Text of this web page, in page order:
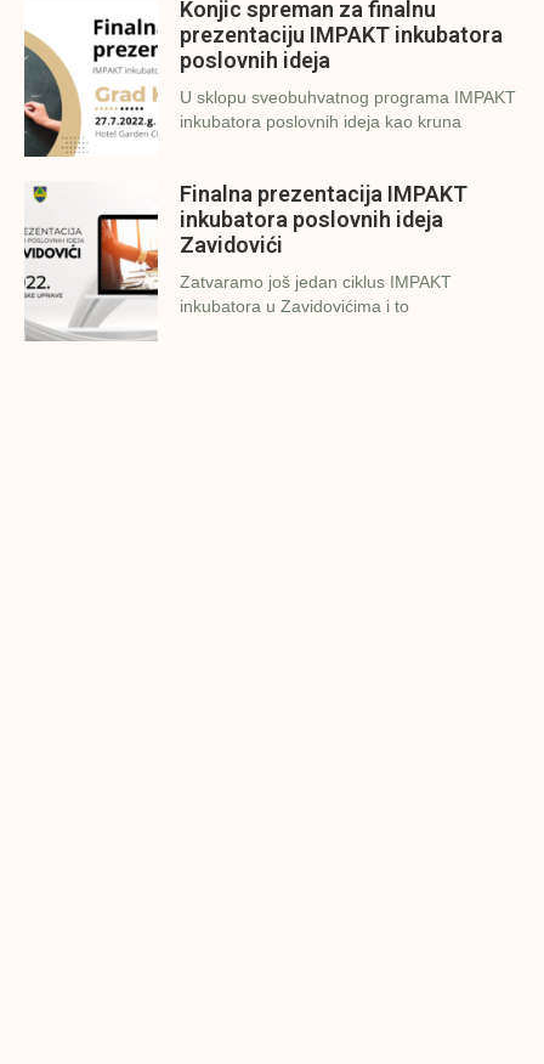
Konjic spreman za finalnu
prezentaciju IMPAKT inkubatora
poslovnih ideja
U sklopu sveobuhvatnog programa IMPAKT
inkubatora poslovnih ideja kao kruna
Finalna prezentacija IMPAKT
inkubatora poslovnih ideja
Zavidovići
Zatvaramo još jedan ciklus IMPAKT
inkubatora u Zavidovićima i to